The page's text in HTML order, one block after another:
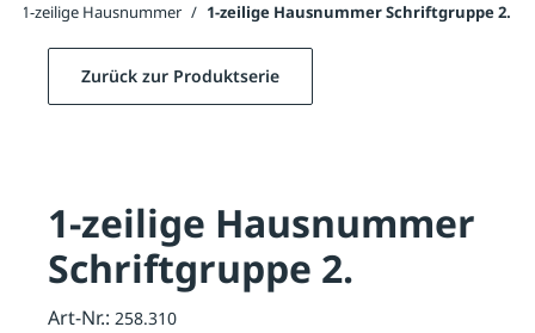
1-zeilige Hausnummer / 1-zeilige Hausnummer Schriftgruppe 2.
Zurück zur Produktserie
1-zeilige Hausnummer
Schriftgruppe 2.
Art-Nr.: 258.310